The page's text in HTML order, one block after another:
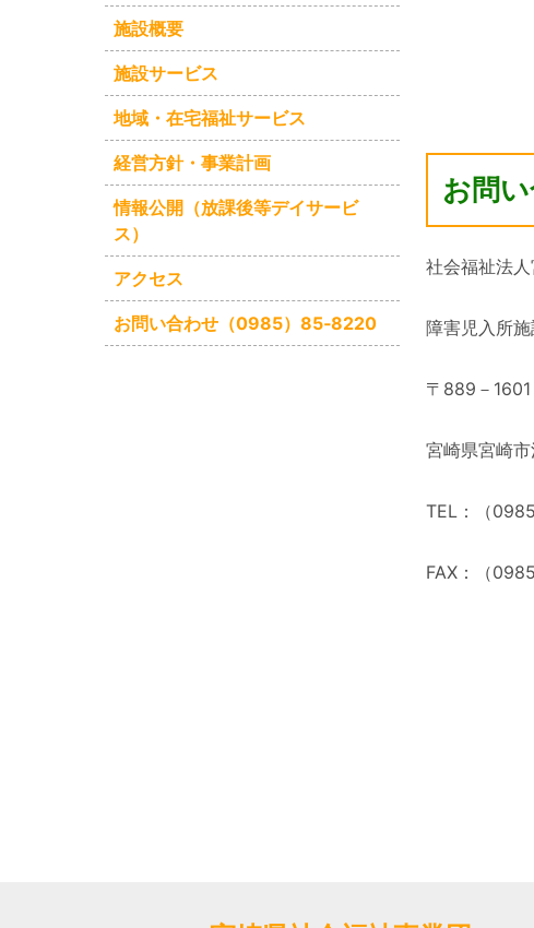
施設概要
施設サービス
地域・在宅福祉サービス
経営方針・事業計画
情報公開（放課後等デイサービ
ス）
アクセス
お問い合わせ（0985）85‐8220
お問
社会福祉法
障害児入所
〒889－1601
宮崎県宮崎
TEL：（
FAX：（